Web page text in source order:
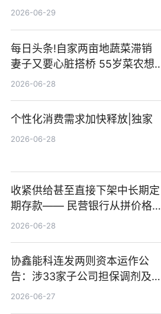
纪（重庆）科技有限公司
2026-06-29
每日头条!自家两亩地蔬菜滞销
妻子又要心脏搭桥 55岁菜农想
多卖点菜筹治病钱
2026-06-28
个性化消费需求加快释放|独家
2026-06-28
收紧供给甚至直接下架中长期定
期存款—— 民营银行从拼价格转
向拼服务
2026-06-28
协鑫能科连发两则资本运作公
告：涉33家子公司担保调剂及10
亿元产业基金设立
2026-06-27